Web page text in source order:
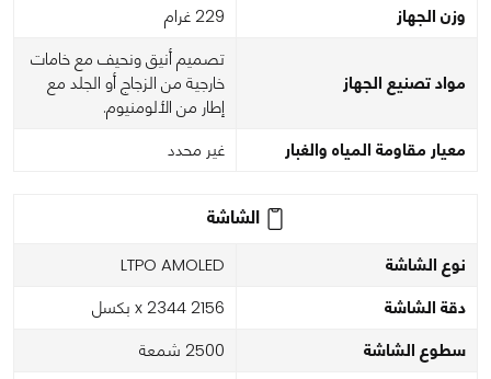
وزن الجهاز 229 غرام
مواد تصنيع الجهاز
تصميم أنيق ونحيف مع خامات
خارجية من الزجاج أو الجلد مع
إطار من الألومنيوم.
معيار مقاومة المياه والغبار غير محدد
الشاشة
نوع الشاشة LTPO AMOLED
دقة الشاشة 2156 x 2344 بكسل
سطوع الشاشة 2500 شمعة